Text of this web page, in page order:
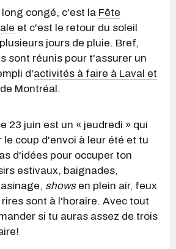
long congé, c'est la Fête
et c'est le retour du soleil
jours de pluie. Bref,
sont réunis pour t'assurer un
d'activités à faire à Laval et
de Montréal.
23 juin est un « jeudredi » qui
le coup d'envoi à leur été et tu
d'idées pour occuper ton
estivaux, baignades,
shows en plein air, feux
sont à l'horaire. Avec tout
si tu auras assez de trois